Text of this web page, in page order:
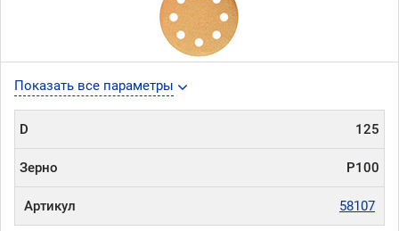
Показать все параметры
D 125
Зерно P100
Артикул 58107